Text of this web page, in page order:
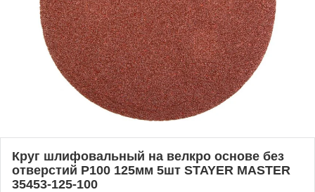
Круг шлифовальный на велкро основе без
отверстий Р100 125мм 5шт STAYER MASTER
35453-125-100